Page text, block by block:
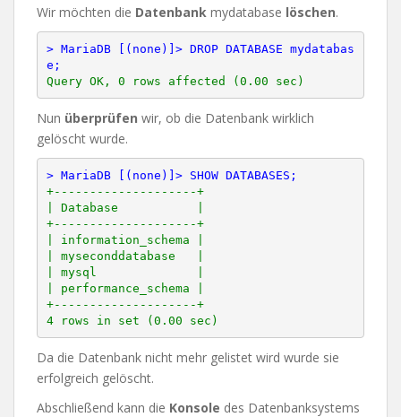
Wir möchten die Datenbank mydatabase löschen.
> MariaDB [(none)]> DROP DATABASE mydatabas
e;
Nun überprüfen wir, ob die Datenbank wirklich
gelöscht wurde.
> MariaDB [(none)]> SHOW DATABASES;
+--------------------+
| Database           |
+--------------------+
| information_schema |
| myseconddatabase   |
| mysql              |
| performance_schema |
+--------------------+
Da die Datenbank nicht mehr gelistet wird wurde sie
erfolgreich gelöscht.
Abschließend kann die Konsole des Datenbanksystems